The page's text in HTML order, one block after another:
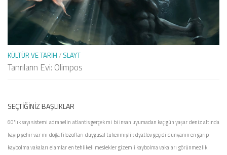
KÜLTÜR VE TARIH / SLAYT
Tanrıların Evi: Olimpos
SEÇTIĞINIZ BAŞLIKLAR
60'lık sayı sistemi adranelin atlantis gerçek mi bi insan uyumadan kaç gün yaşardeniz altında
kayıp şehir var mı doğa filozofları duygusal tükenmişlikdyatlov geçidi dünyanın en garip
kaybolma vakaları elamlaren tehlikeli mesleklergizemli kaybolma vakaları görünmezlik